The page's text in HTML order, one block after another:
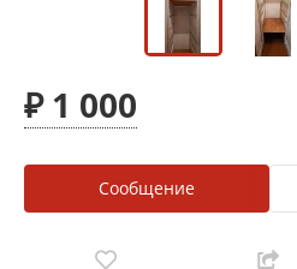
₽ 1 000
Сообщение